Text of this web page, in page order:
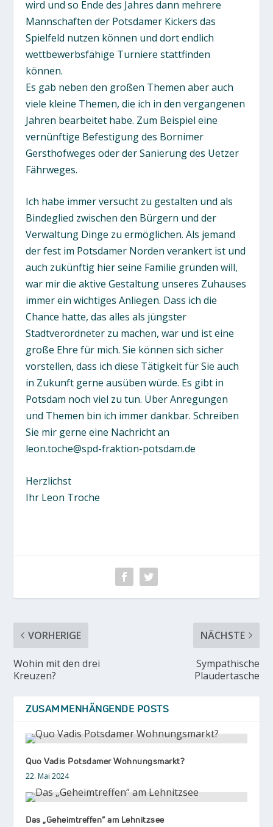
wird und so Ende des Jahres dann mehrere
Mannschaften der Potsdamer Kickers das
Spielfeld nutzen können und dort endlich
wettbewerbsfähige Turniere stattfinden
können.
Es gab neben den großen Themen aber auch
viele kleine Themen, die ich in den vergangenen
Jahren bearbeitet habe. Zum Beispiel eine
vernünftige Befestigung des Bornimer
Gersthofweges oder der Sanierung des Uetzer
Fährweges.
Ich habe immer versucht zu gestalten und als
Bindeglied zwischen den Bürgern und der
Verwaltung Dinge zu ermöglichen. Als jemand
der fest im Potsdamer Norden verankert ist und
auch zukünftig hier seine Familie gründen will,
war mir die aktive Gestaltung unseres Zuhauses
immer ein wichtiges Anliegen. Dass ich die
Chance hatte, das alles als jüngster
Stadtverordneter zu machen, war und ist eine
große Ehre für mich. Sie können sich sicher
vorstellen, dass ich diese Tätigkeit für Sie auch
in Zukunft gerne ausüben würde. Es gibt in
Potsdam noch viel zu tun. Über Anregungen
und Themen bin ich immer dankbar. Schreiben
Sie mir gerne eine Nachricht an
leon.toche@spd-fraktion-potsdam.de
Herzlichst
Ihr Leon Troche
VORHERIGE
Wohin mit den drei
Kreuzen?
NÄCHSTE
Sympathische
Plaudertasche
ZUSAMMENHÄNGENDE POSTS
Quo Vadis Potsdamer Wohnungsmarkt?
22. Mai 2024
Das „Geheimtreffen“ am Lehnitzsee